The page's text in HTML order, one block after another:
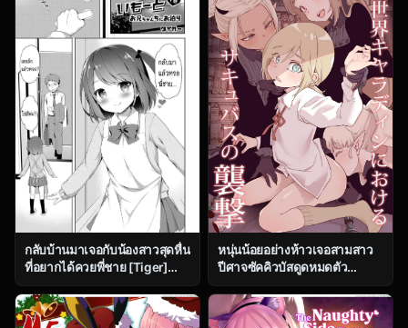
กลับบ้านมาเจอกับน้องสาวสุดหื่น
ที่อยากได้ควยพี่ชาย [Tiger]
Yuuwaku Imouto
หนุ่นน้อยอย่างห้าวเจอสามสาว
ปีศาจซัคคิวบัสดูดหมดตัว
[Kyaradain] Isekai Kyaradain
ni Okeru Succubus no
Shuugeki Succubi Assault of